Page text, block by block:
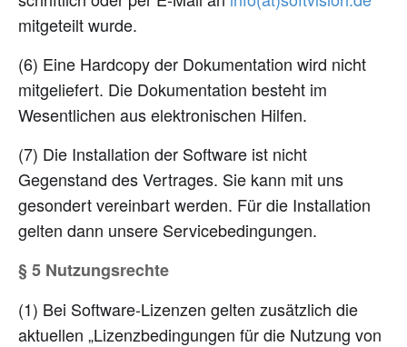
mitgeteilt wurde.
(6) Eine Hardcopy der Dokumentation wird nicht
mitgeliefert. Die Dokumentation besteht im
Wesentlichen aus elektronischen Hilfen.
(7) Die Installation der Software ist nicht
Gegenstand des Vertrages. Sie kann mit uns
gesondert vereinbart werden. Für die Installation
gelten dann unsere Servicebedingungen.
§ 5 Nutzungsrechte
(1) Bei Software-Lizenzen gelten zusätzlich die
aktuellen „Lizenzbedingungen für die Nutzung von